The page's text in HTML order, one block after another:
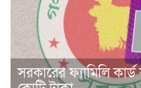
সরকারের ফ্যামিলি